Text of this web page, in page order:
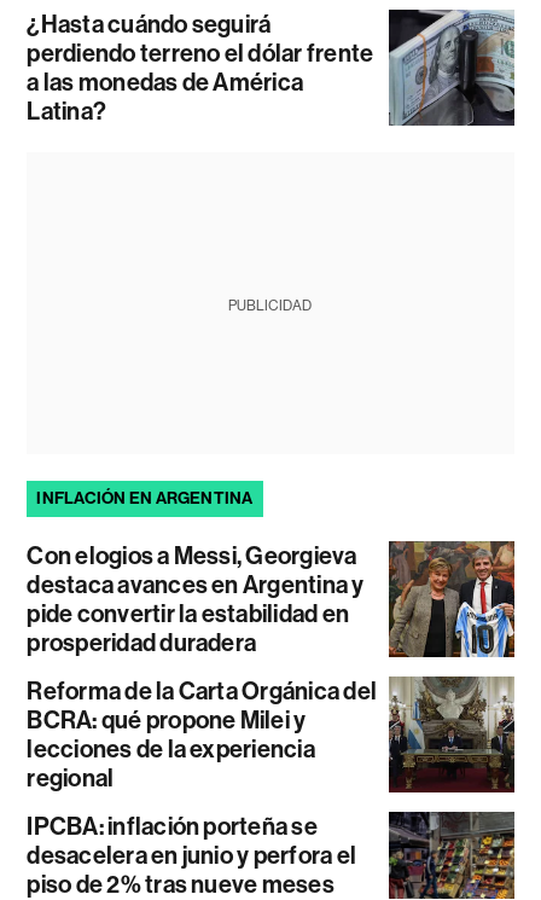
¿Hasta cuándo seguirá
perdiendo terreno el dólar frente
a las monedas de América
Latina?
PUBLICIDAD
INFLACIÓN EN ARGENTINA
Con elogios a Messi, Georgieva
destaca avances en Argentina y
pide convertir la estabilidad en
prosperidad duradera
Reforma de la Carta Orgánica del
BCRA: qué propone Milei y
lecciones de la experiencia
regional
IPCBA: inflación porteña se
desacelera en junio y perfora el
piso de 2% tras nueve meses